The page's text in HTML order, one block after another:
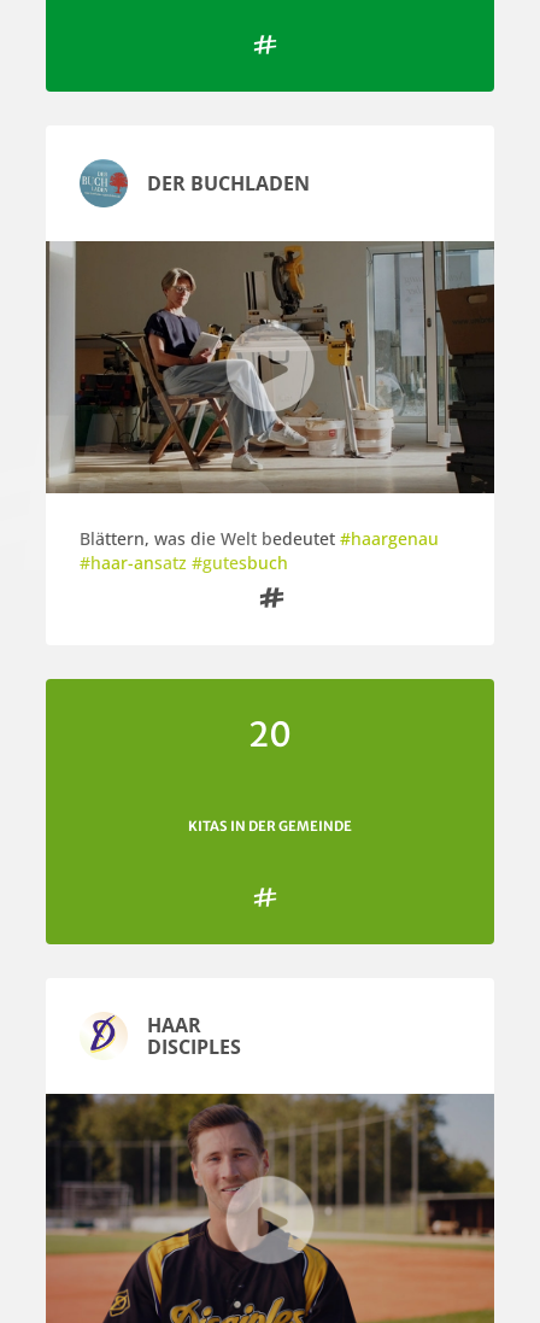
3

DER BUCHLADEN
Blättern, was die Welt bedeutet #haargenau
#haar-ansatz #gutesbuch

20
KITAS IN DER GEMEINDE

HAAR
DISCIPLES